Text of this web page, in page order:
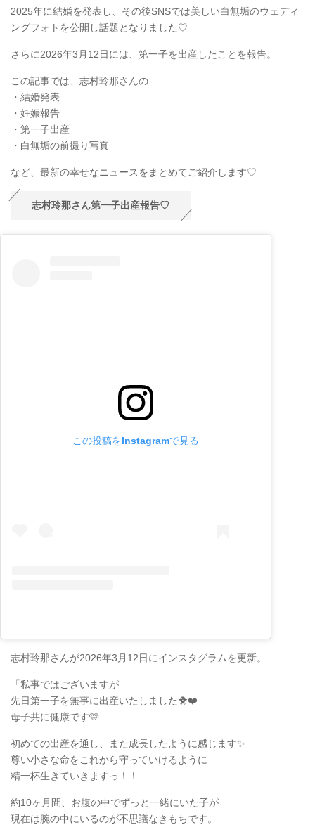
2025年に結婚を発表し、その後SNSでは美しい白無垢のウェディ
ングフォトを公開し話題となりました♡
さらに2026年3月12日には、第一子を出産したことを報告。
この記事では、志村玲那さんの
・結婚発表
・妊娠報告
・第一子出産
・白無垢の前撮り写真
など、最新の幸せなニュースをまとめてご紹介します♡
志村玲那さん第一子出産報告♡
この投稿をInstagramで見る
志村玲那さんが2026年3月12日にインスタグラムを更新。
「私事ではございますが
先日第一子を無事に出産いたしました🐥❤️
母子共に健康です🩷
初めての出産を通し、また成長したように感じます✨
尊い小さな命をこれから守っていけるように
精一杯生きていきますっ！！
約10ヶ月間、お腹の中でずっと一緒にいた子が
現在は腕の中にいるのが不思議なきもちです。